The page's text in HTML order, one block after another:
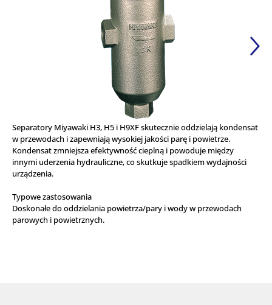
Separatory Miyawaki H3, H5 i H9XF skutecznie oddzielają kondensat
w przewodach i zapewniają wysokiej jakości parę i powietrze.
Kondensat zmniejsza efektywność cieplną i powoduje między
innymi uderzenia hydrauliczne, co skutkuje spadkiem wydajności
urządzenia.
Typowe zastosowania
Doskonałe do oddzielania powietrza/pary i wody w przewodach
parowych i powietrznych.